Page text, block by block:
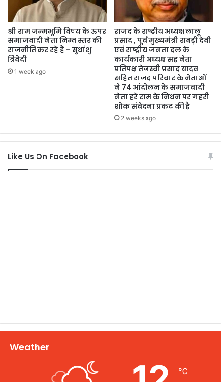
श्री राम जन्मभूमि विषय के ऊपर
समाजवादी नेता निम्न स्तर की
राजनीति कर रहे हैं – सुधांशु
त्रिवेदी
1 week ago
राजद के राष्ट्रीय अध्यक्ष लालू
प्रसाद , पूर्व मुख्यमंत्री राबड़ी देवी
एवं राष्ट्रीय जनता दल के
कार्यकारी अध्यक्ष सह नेता
प्रतिपक्ष तेजस्वी प्रसाद यादव
सहित राजद परिवार के नेताओं
ने 74 आंदोलन के समाजवादी
नेता हरे राम के निधन पर गहरी
शोक संवेदना प्रकट की है
2 weeks ago
Like Us On Facebook
Weather
℃